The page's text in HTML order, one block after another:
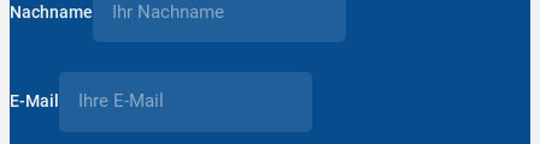
Nachname
E-Mail